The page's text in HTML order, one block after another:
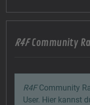
R4FCommunity
R4FCommunity
User. Hier kannst